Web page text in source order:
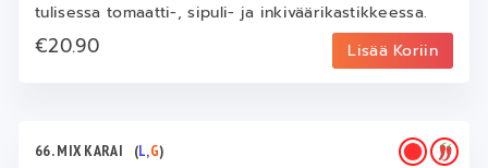
tulisessa tomaatti-, sipuli- ja inkiväärikastikkeessa.
€20.90 Lisää Koriin
66. MIX KARAI (L,G)